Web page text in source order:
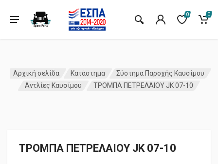
0 0
Αρχική σελίδα Κατάστημα
Σύστημα Παροχής Καυσίμου
Αντλίες Καυσίμου
ΤΡΟΜΠΑ ΠΕΤΡΕΛΑΙΟΥ JK 07-10
ΤΡΟΜΠΑ ΠΕΤΡΕΛΑΙΟΥ JK 07-10